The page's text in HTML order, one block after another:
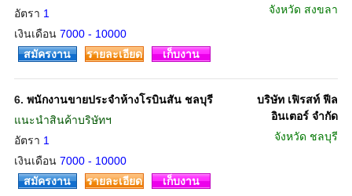
อัตรา 1
เงินเดือน 7000 - 10000
จังหวัด สงขลา
สมัครงาน รายละเอียด เก็บงาน
6. พนักงานขายประจำห้างโรบินสัน ชลบุรี
แนะนำสินค้าบริษัทฯ
อัตรา 1
เงินเดือน 7000 - 10000
บริษัท เฟิรสท์ ฟีล
อินเตอร์ จำกัด
จังหวัด ชลบุรี
สมัครงาน รายละเอียด เก็บงาน